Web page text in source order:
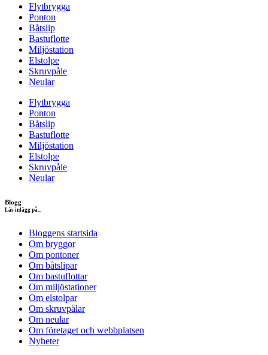
Flytbrygga
Ponton
Båtslip
Bastuflotte
Miljöstation
Elstolpe
Skruvpåle
Neular
Flytbrygga
Ponton
Båtslip
Bastuflotte
Miljöstation
Elstolpe
Skruvpåle
Neular
Blogg
Läs inlägg på...
Bloggens startsida
Om bryggor
Om pontoner
Om båtslipar
Om bastuflottar
Om miljöstationer
Om elstolpar
Om skruvpålar
Om neular
Om företaget och webbplatsen
Nyheter